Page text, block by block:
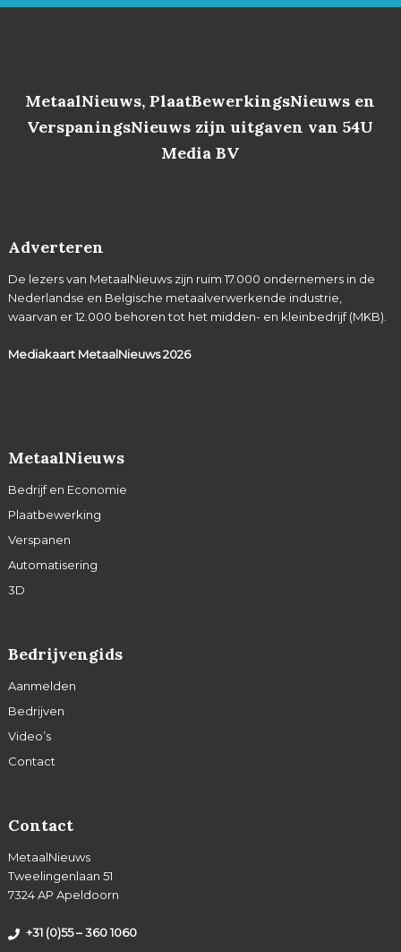
MetaalNieuws, PlaatBewerkingsNieuws en
VerspaningsNieuws zijn uitgaven van 54U
Media BV
Adverteren
De lezers van MetaalNieuws zijn ruim 17.000 ondernemers in de
Nederlandse en Belgische metaalverwerkende industrie,
waarvan er 12.000 behoren tot het midden- en kleinbedrijf (MKB).
Mediakaart MetaalNieuws2026
MetaalNieuws
Bedrijf en Economie
Plaatbewerking
Verspanen
Automatisering
3D
Bedrijvengids
Aanmelden
Bedrijven
Video’s
Contact
Contact
MetaalNieuws
Tweelingenlaan 51
7324 AP Apeldoorn
+31 (0)55 – 360 1060